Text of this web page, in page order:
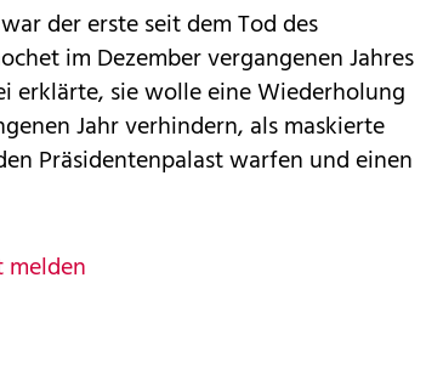
der erste seit dem Tod des
im Dezember vergangenen Jahres
erklärte, sie wolle eine Wiederholung
Jahr verhindern, als maskierte
Präsidentenpalast warfen und einen
melden